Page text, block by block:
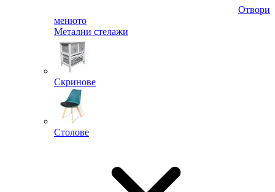
Отвори
менюто
Метални стелажи
Скринове
Столове